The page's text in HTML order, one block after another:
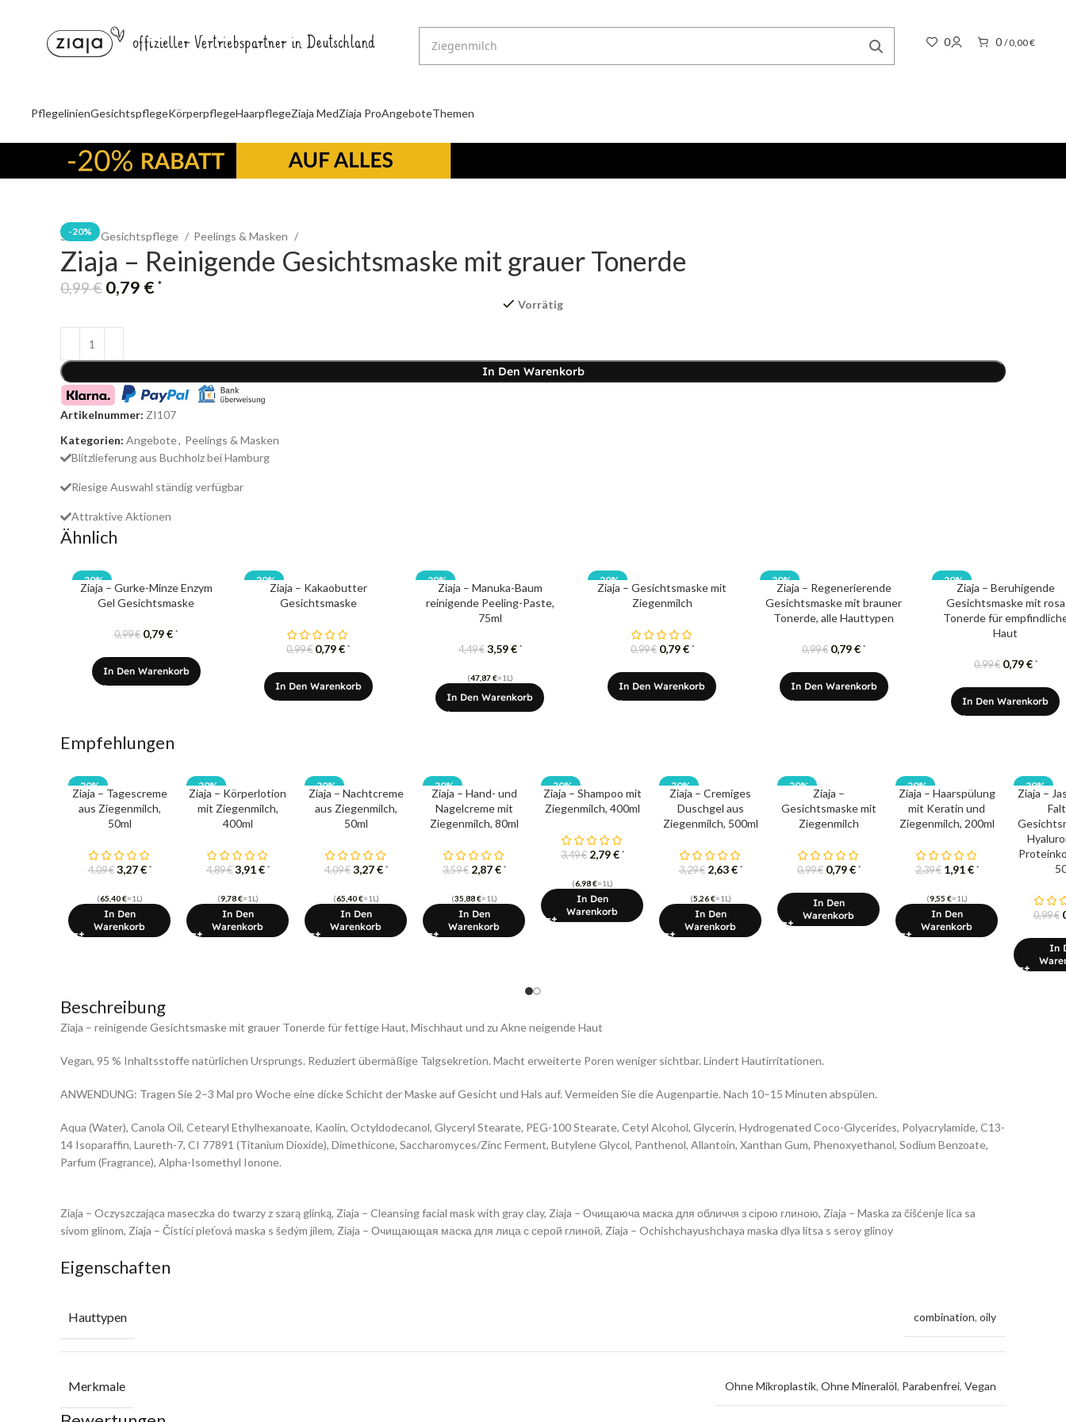
0 0/0,00€
PflegelinienGesichtspflegeKörperpflegeHaarpflegeZiaja MedZiaja ProAngeboteThemen
-20%
Start Gesichtspflege Peelings & Masken
Ziaja – Reinigende Gesichtsmaske mit grauer Tonerde
0,99€ 0,79 € *
Vorrätig
In Den Warenkorb
Artikelnummer: ZI107
Kategorien: Angebote, Peelings & Masken
Blitzlieferung aus Buchholz bei Hamburg
Riesige Auswahl ständig verfügbar
Attraktive Aktionen
Ähnlich
-20%
Ziaja – Gurke-Minze Enzym
Gel Gesichtsmaske
0,99€ 0,79€ *
In Den Warenkorb
-20%
Ziaja – Kakaobutter
Gesichtsmaske
0,99€ 0,79€ *
In Den Warenkorb
-20%
Ziaja – Manuka-Baum
reinigende Peeling-Paste,
75ml
4,49€ 3,59€ *
(47,87€=1L)
In Den Warenkorb
-20%
Ziaja – Gesichtsmaske mit
Ziegenmilch
0,99€ 0,79€ *
In Den Warenkorb
-20%
Ziaja – Regenerierende
Gesichtsmaske mit brauner
Tonerde, alle Hauttypen
0,99€ 0,79€ *
In Den Warenkorb
-20%
Ziaja – Beruhigende
Gesichtsmaske mit rosa
Tonerde für
Haut
0,99€ 0,79€ *
In Den Warenkorb
Empfehlungen
-20%
Ziaja – Tagescreme
aus Ziegenmilch,
50ml
4,09€ 3,27€ *
(65,40€=1L)
In Den
Warenkorb
-20%
Ziaja – Körperlotion
mit Ziegenmilch,
400ml
4,89€ 3,91€ *
(9,78€=1L)
In Den
Warenkorb
-20%
Ziaja – Nachtcreme
aus Ziegenmilch,
50ml
4,09€ 3,27€ *
(65,40€=1L)
In Den
Warenkorb
-20%
Ziaja – Hand- und
Nagelcreme mit
Ziegenmilch, 80ml
3,59€ 2,87€ *
(35,88€=1L)
In Den
Warenkorb
-20%
Ziaja – Shampoo mit
Ziegenmilch, 400ml
3,49€ 2,79€ *
(6,98€=1L)
In Den
Warenkorb
-20%
Ziaja – Cremiges
Duschgel aus
Ziegenmilch, 500ml
3,29€ 2,63€ *
(5,26€=1L)
In Den
Warenkorb
-20%
Ziaja –
Gesichtsmaske mit
Ziegenmilch
0,99€ 0,79€ *
In Den
Warenkorb
-20%
Ziaja – Haarspülung
mit Keratin und
Ziegenmilch, 200ml
2,39€ 1,91€ *
(9,55 €=1L)
In Den
Warenkorb
-20%
Ziaja –
0,99€
In
Beschreibung
Ziaja – reinigende Gesichtsmaske mit grauer Tonerde für fettige Haut, Mischhaut und zu Akne neigende Haut
Vegan, 95 % Inhaltsstoffe natürlichen Ursprungs. Reduziert übermäßige Talgsekretion. Macht erweiterte Poren weniger sichtbar. Lindert Hautirritationen.
ANWENDUNG: Tragen Sie 2–3 Mal pro Woche eine dicke Schicht der Maske auf Gesicht und Hals auf. Vermeiden Sie die Augenpartie. Nach 10–15 Minuten abspülen.
Aqua (Water), Canola Oil, Cetearyl Ethylhexanoate, Kaolin, Octyldodecanol, Glyceryl Stearate, PEG-100 Stearate, Cetyl Alcohol, Glycerin, Hydrogenated Coco-Glycerides, Polyacrylamide, C13-
14 Isoparaffin, Laureth-7, CI 77891 (Titanium Dioxide), Dimethicone, Saccharomyces/Zinc Ferment, Butylene Glycol, Panthenol, Allantoin, Xanthan Gum, Phenoxyethanol, Sodium Benzoate,
Parfum (Fragrance), Alpha-Isomethyl Ionone.
Ziaja – Oczyszczająca maseczka do twarzy z szarą glinką, Ziaja – Cleansing facial mask with gray clay, Ziaja – Очищаюча маска для обличчя з сірою глиною, Ziaja – Maska za čišćenje lica sa
sivom glinom, Ziaja – Čistící pleťová maska ​​s šedým jílem, Ziaja – Очищающая маска для лица с серой глиной, Ziaja – Ochishchayushchaya maska dlya litsa s seroy glinoy
Eigenschaften
Hauttypen combination, oily
Merkmale Ohne Mikroplastik, Ohne Mineralöl, Parabenfrei, Vegan